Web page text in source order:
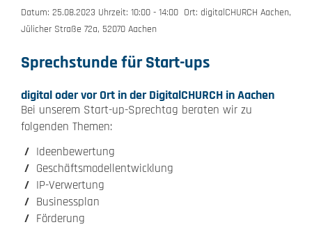
Datum: 25.08.2023 Uhrzeit: 10:00 - 14:00 Ort: digitalCHURCH Aachen,
Jülicher Straße 72a, 52070 Aachen
Sprechstunde für Start-ups
digital oder vor Ort in der DigitalCHURCH in Aachen
Bei unserem Start-up-Sprechtag beraten wir zu
folgenden Themen:
Ideenbewertung
Geschäftsmodellentwicklung
IP-Verwertung
Businessplan
Förderung